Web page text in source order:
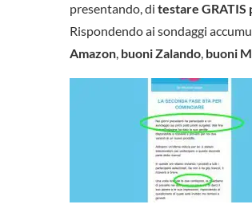
presentando, di testare
Rispondendo ai sondaggi
Amazon, buoni Zalando, buoni